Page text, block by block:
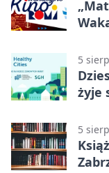
5
żyje
5